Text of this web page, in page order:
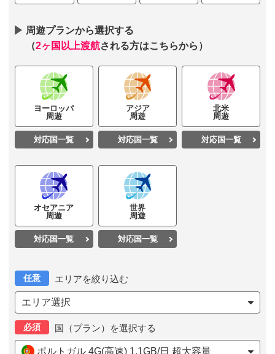
周遊プランから選択する
（2ヶ国以上渡航される方はこちらから）
ヨーロッパ
周遊
対応国一覧
アジア
周遊
対応国一覧
北米
周遊
対応国一覧
オセアニア
周遊
対応国一覧
世界
周遊
対応国一覧
任意 エリアを絞り込む
エリア選択
必須 国（プラン）を選択する
ポルトガル 4G(高速) 1.1GB/日 超大容量